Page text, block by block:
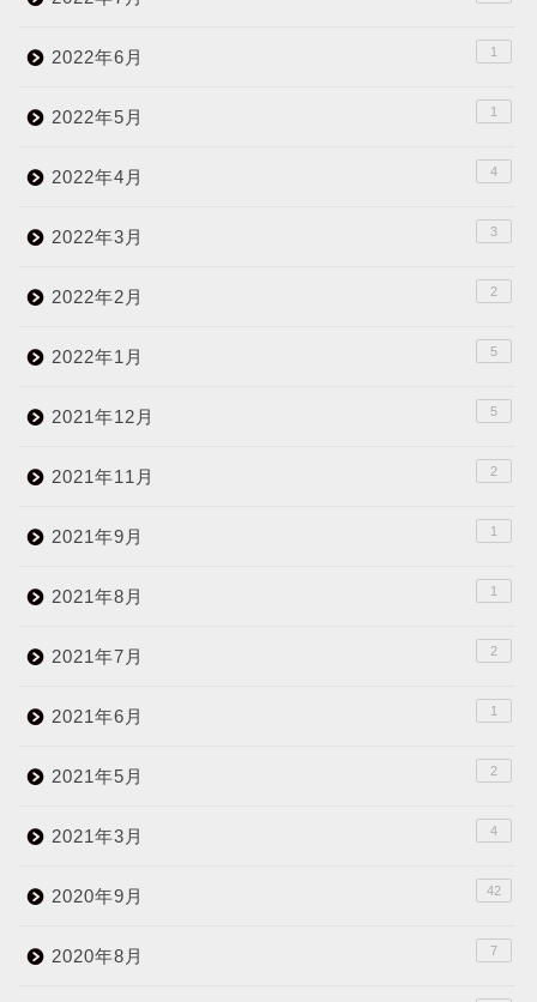
2022年6月 1
2022年5月 1
2022年4月 4
2022年3月 3
2022年2月 2
2022年1月 5
2021年12月 5
2021年11月 2
2021年9月 1
2021年8月 1
2021年7月 2
2021年6月 1
2021年5月 2
2021年3月 4
2020年9月 42
2020年8月 7